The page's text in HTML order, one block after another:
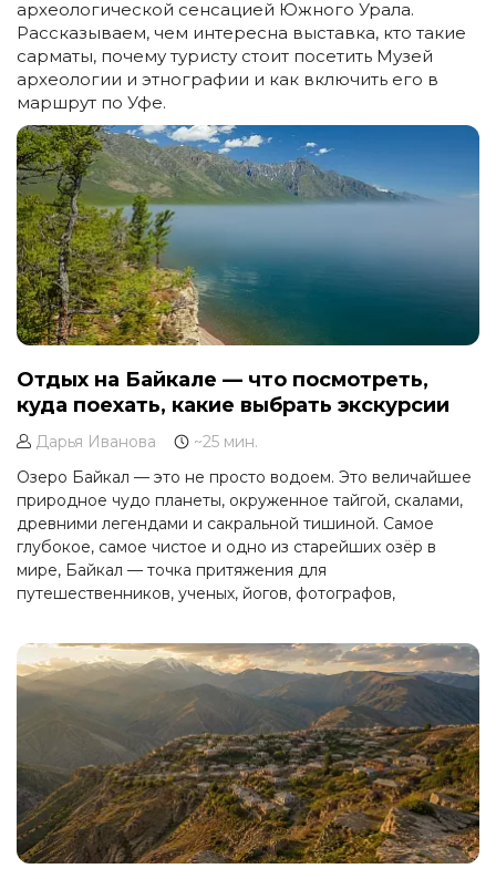
археологической сенсацией Южного Урала.
Рассказываем, чем интересна выставка, кто такие
сарматы, почему туристу стоит посетить Музей
археологии и этнографии и как включить его в
маршрут по Уфе.
Отдых на Байкале — что посмотреть,
куда поехать, какие выбрать экскурсии
Дарья Иванова
~25 мин.
Озеро Байкал — это не просто водоем. Это величайшее
природное чудо планеты, окруженное тайгой, скалами,
древними легендами и сакральной тишиной. Самое
глубокое, самое чистое и одно из старейших озёр в
мире, Байкал — точка притяжения для
путешественников, ученых, йогов, фотографов,